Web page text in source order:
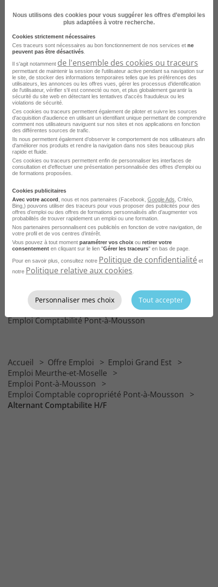
saisie des banques, rapprochements bancaires.- Aide à
la préparation des marges mensuelles.- Participation à
l'établissement des situations comptables, des bilans-
Diverses tâches administratives (tri du courrier, envoi
de colis, classement, archivage...)- Vous serez amené(e)
à travailler avec notre cabinet comptable lors de leurs
interventionsCette liste de tâches sera affinée suivant
la période et la durée de l'alternance.
Leprofilrecherché
Vous avez déjà des notions en comptabilité et une
formation Bac +2 ou +3 dans le domaine comptable
Postuler sur le site du recruteur
Parcourir plus d'offres d'emploi
Emploi Comptable copropriété
Emploi Comptabilité
Emploi Comptabilité Pont-à-Mousson
Accueil Offre Emploi
Emploi Grand Est
Emploi Meurthe-et-Moselle
Emploi Pont-à-Mousson
Emploi Comptable copropriété Pont-à-Mousson
Alternant Comptabilite H/F
Nous utilisons des cookies pour vous suggérer les offres d’emploi les
plus adaptées à votre recherche.
Cookies strictement nécessaires
Ces traceurs sont nécessaires au bon fonctionnement de nos services et ne
peuvent pas être désactivés
Il s'agit notamment de l'ensemble des cookies ou traceurs
permettant de maintenir la session de l'utilisateur active pendant sa navigation sur
le site, de stocker des informations temporaires telles que les préférences des
utilisateurs, les annonces ou les offres vues, gérer les processus d'identification
de l'utilisateur, vérifier s'il est connecté ou non, et plus globalement garantir la
sécurité du site web en détectant les tentatives d'accès frauduleux ou les
violations de sécurité.
Ces cookies ou traceurs permettent également de piloter et suivre les sources
d'acquisition d'audience en utilisant un identifiant unique permettant de comprendre
comment nos utilisateurs naviguent sur nos sites et nos applications en fonction
des différentes sources de trafic.
Ils nous permettent également d’observer le comportement de nos utilisateurs afin
d'améliorer nos produits et rendre la navigation dans nos sites beaucoup plus
rapide et fluide.
Ces cookies ou traceurs permettent enfin de personnaliser les interfaces de
consultation et d'effectuer une présentation personnalisée des offres d'emploi ou
de formations proposées.
Cookies publicitaires
Avec votre accord , nous et nos partenaires (Facebook, Google Ads , Critéo,
Bing,) pouvons utiliser des traceurs pour vous proposer des publicités pour des
offres d’emploi ou des offres de formations personnalisés afin d’augmenter vos
probabilités de trouver rapidement un emploi ou une formation.
Nos partenaires personnalisent ces publicités en fonction de votre navigation, de
votre profil et de vos centres d’intérêt.
Vous pouvez à tout moment paramétrer vos choix ou retirer votre
consentement en cliquant sur le lien "Gérer les traceurs" en bas de page.
Pour en savoir plus, consultez notre Politique de confidentialité et
notre Politique relative aux cookies
Personnaliser mes choix Tout accepter